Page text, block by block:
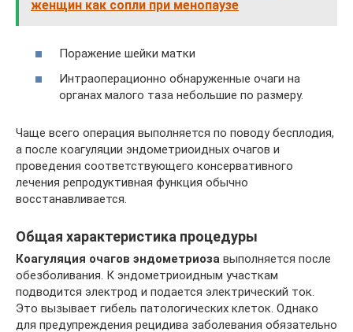
женщин как сопли при менопаузе
Поражение шейки матки
Интраоперационно обнаруженные очаги на
органах малого таза небольшие по размеру.
Чаще всего операция выполняется по поводу бесплодия,
а после коагуляции эндометриоидных очагов и
проведения соответствующего консервативного
лечения репродуктивная функция обычно
восстанавливается.
Общая характеристика процедуры
Коагуляция очагов эндометриоза выполняется после
обезболивания. К эндометриоидным участкам
подводится электрод и подается электрический ток.
Это вызывает гибель патологических клеток. Однако
для предупреждения рецидива заболевания обязательно